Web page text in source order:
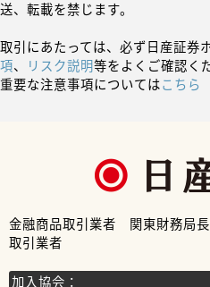
送、転載を禁じます。
取引にあたっては、必ず日産証券
項、 リスク説明等をよくご確認く
重要な注意事項についてはこちら
金融商品取引業者 関東財務局
取引業者
加入協会：